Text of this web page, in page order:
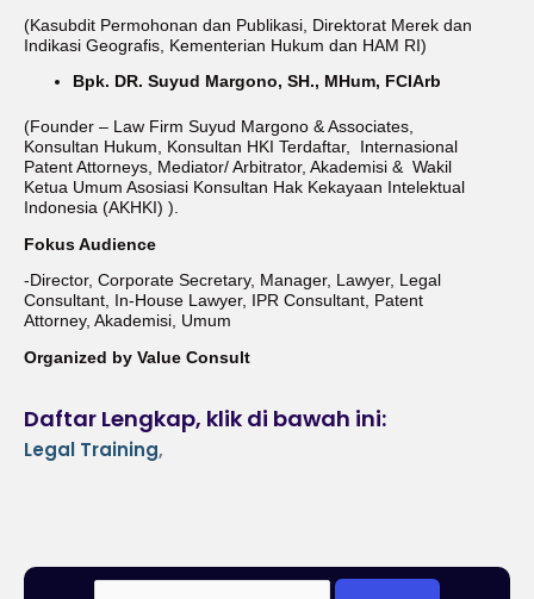
(Kasubdit Permohonan dan Publikasi, Direktorat Merek dan
Indikasi Geografis, Kementerian Hukum dan HAM RI)
Bpk. DR. Suyud Margono, SH., MHum, FCIArb
(Founder – Law Firm Suyud Margono & Associates,
Konsultan Hukum, Konsultan HKI Terdaftar, Internasional
Patent Attorneys, Mediator/ Arbitrator, Akademisi & Wakil
Ketua Umum Asosiasi Konsultan Hak Kekayaan Intelektual
Indonesia (AKHKI) ).
Fokus Audience
-Director, Corporate Secretary, Manager, Lawyer, Legal
Consultant, In-House Lawyer, IPR Consultant, Patent
Attorney, Akademisi, Umum
Organized by Value Consult
Daftar Lengkap, klik di bawah ini:
Legal Training,